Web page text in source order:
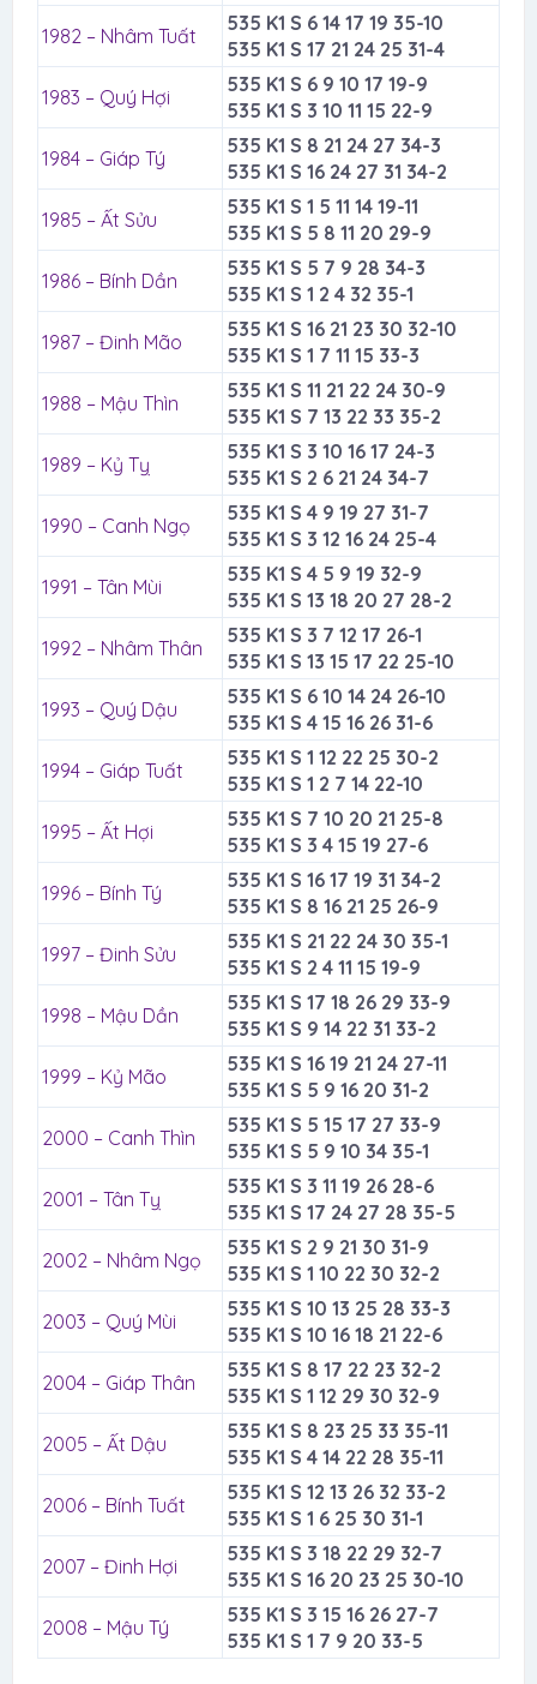
1982 – Nhâm Tuất
535 K1 S 6 14 17 19 35-10
535 K1 S 17 21 24 25 31-4
1983 – Quý Hợi
535 K1 S 6 9 10 17 19-9
535 K1 S 3 10 11 15 22-9
1984 – Giáp Tý
535 K1 S 8 21 24 27 34-3
535 K1 S 16 24 27 31 34-2
1985 – Ất Sửu
535 K1 S 1 5 11 14 19-11
535 K1 S 5 8 11 20 29-9
1986 – Bính Dần
535 K1 S 5 7 9 28 34-3
535 K1 S 1 2 4 32 35-1
1987 – Đinh Mão
535 K1 S 16 21 23 30 32-10
535 K1 S 1 7 11 15 33-3
1988 – Mậu Thìn
535 K1 S 11 21 22 24 30-9
535 K1 S 7 13 22 33 35-2
1989 – Kỷ Tỵ
535 K1 S 3 10 16 17 24-3
535 K1 S 2 6 21 24 34-7
1990 – Canh Ngọ
535 K1 S 4 9 19 27 31-7
535 K1 S 3 12 16 24 25-4
1991 – Tân Mùi
535 K1 S 4 5 9 19 32-9
535 K1 S 13 18 20 27 28-2
1992 – Nhâm Thân
535 K1 S 3 7 12 17 26-1
535 K1 S 13 15 17 22 25-10
1993 – Quý Dậu
535 K1 S 6 10 14 24 26-10
535 K1 S 4 15 16 26 31-6
1994 – Giáp Tuất
535 K1 S 1 12 22 25 30-2
535 K1 S 1 2 7 14 22-10
1995 – Ất Hợi
535 K1 S 7 10 20 21 25-8
535 K1 S 3 4 15 19 27-6
1996 – Bính Tý
535 K1 S 16 17 19 31 34-2
535 K1 S 8 16 21 25 26-9
1997 – Đinh Sửu
535 K1 S 21 22 24 30 35-1
535 K1 S 2 4 11 15 19-9
1998 – Mậu Dần
535 K1 S 17 18 26 29 33-9
535 K1 S 9 14 22 31 33-2
1999 – Kỷ Mão
535 K1 S 16 19 21 24 27-11
535 K1 S 5 9 16 20 31-2
2000 – Canh Thìn
535 K1 S 5 15 17 27 33-9
535 K1 S 5 9 10 34 35-1
2001 – Tân Tỵ
535 K1 S 3 11 19 26 28-6
535 K1 S 17 24 27 28 35-5
2002 – Nhâm Ngọ
535 K1 S 2 9 21 30 31-9
535 K1 S 1 10 22 30 32-2
2003 – Quý Mùi
535 K1 S 10 13 25 28 33-3
535 K1 S 10 16 18 21 22-6
2004 – Giáp Thân
535 K1 S 8 17 22 23 32-2
535 K1 S 1 12 29 30 32-9
2005 – Ất Dậu
535 K1 S 8 23 25 33 35-11
535 K1 S 4 14 22 28 35-11
2006 – Bính Tuất
535 K1 S 12 13 26 32 33-2
535 K1 S 1 6 25 30 31-1
2007 – Đinh Hợi
535 K1 S 3 18 22 29 32-7
535 K1 S 16 20 23 25 30-10
2008 – Mậu Tý
535 K1 S 3 15 16 26 27-7
535 K1 S 1 7 9 20 33-5